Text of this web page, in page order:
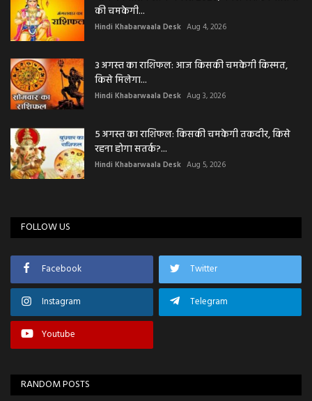
की चमकेगी...
Hindi Khabarwaala Desk Aug 4, 2026
3 अगस्त का राशिफल: आज किसकी चमकेगी किस्मत,
किसे मिलेगा...
Hindi Khabarwaala Desk Aug 3, 2026
5 अगस्त का राशिफल: किसकी चमकेगी तकदीर, किसे
रहना होगा सतर्क?...
Hindi Khabarwaala Desk Aug 5, 2026
FOLLOW US
Facebook Twitter
Instagram Telegram
Youtube
RANDOM POSTS